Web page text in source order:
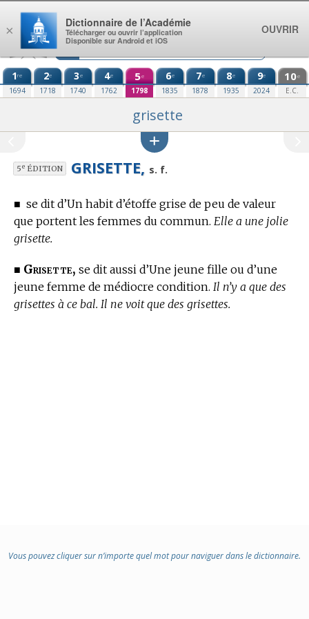
Aller au contenu
1re
1694
2e
1718
3e
1740
4e
1762
5e
1798
6e
1835
7e
1878
8e
1935
9e
2024
10e
E.C.
grisette
5eÉDITION GRISETTE, s. f.
■ se dit d’Un habit d’étoffe grise de peu de valeur
que portent les femmes du commun. Elle a une jolie
grisette.
■ Grisette, se dit aussi d’Une jeune fille ou d’une
jeune femme de médiocre condition. Il n’y a que des
grisettes à ce bal. Il ne voit que des grisettes.
Vous pouvez cliquer sur n’importe quel mot pour naviguer dans le dictionnaire.
×
Dictionnaire de l’Académie
Télécharger ou ouvrir l’application
Disponible sur Android et iOS
OUVRIR